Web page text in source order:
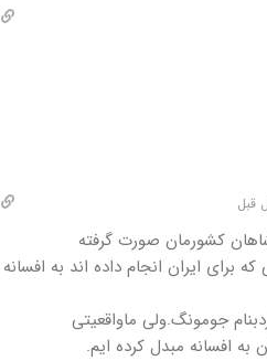
شاهان کشورمان صورت گرفته
برای ایران انجام داده اند به افسانه
جومونگ.ولی ماواقعیتی
به افسانه مبدل کرده ایم.